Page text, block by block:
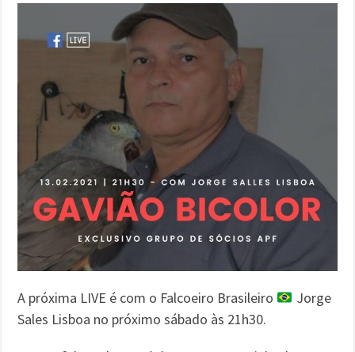
A próxima LIVE é com o Falcoeiro Brasileiro
Jorge
Sales Lisboa no próximo sábado às 21h30.